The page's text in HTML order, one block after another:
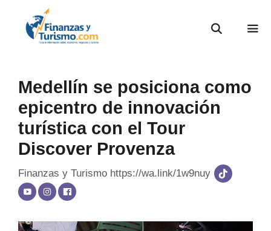
Medellín se posiciona como
epicentro de innovación
turística con el Tour
Discover Provenza
Finanzas y Turismo https://wa.link/1w9nuy